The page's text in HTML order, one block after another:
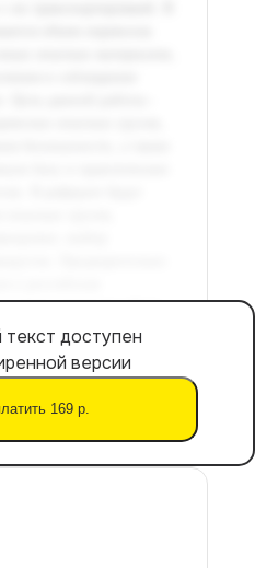
доступен
версии
169 р.